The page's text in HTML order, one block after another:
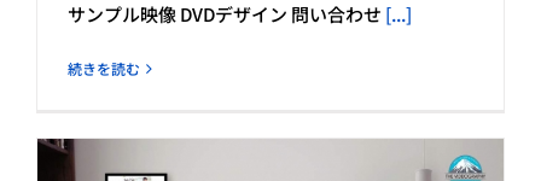
サンプル映像 DVDデザイン 問い合わせ [...]
続きを読む